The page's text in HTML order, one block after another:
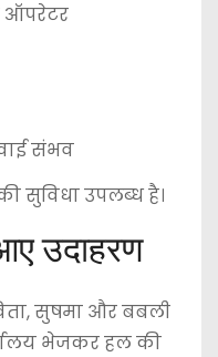
ऑपरेटर
संभव
सुविधा उपलब्ध है।
उदाहरण
सुषमा और बबली
भेजकर हल की